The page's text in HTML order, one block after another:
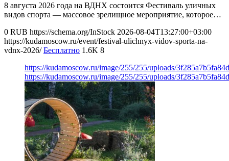
8 августа 2026 года на ВДНХ состоится Фестиваль уличных
видов спорта — массовое зрелищное мероприятие, которое…
0 RUB https://schema.org/InStock 2026-08-04T13:27:00+03:00
https://kudamoscow.ru/event/festival-ulichnyx-vidov-sporta-na-
vdnx-2026/ Бесплатно 1.6K 8
https://kudamoscow.ru/image/255/255/uploads/
https://kudamoscow.ru/image/255/255/uploads/